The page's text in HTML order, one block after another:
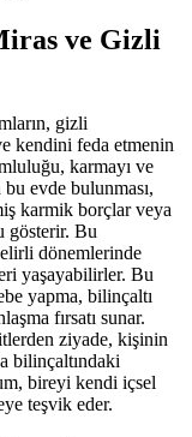
ve Gizli
gizli
kendini feda etmenin
karmayı ve
evde bulunması,
karmik borçlar veya
gösterir. Bu
dönemlerinde
yaşayabilirler. Bu
yapma, bilinçaltı
fırsatı sunar.
ziyade, kişinin
bilinçaltındaki
bireyi kendi içsel
teşvik eder.